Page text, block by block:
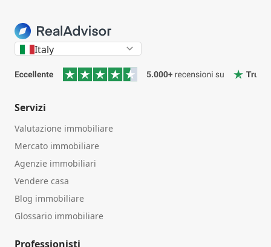
Italy
Servizi
Valutazione immobiliare
Mercato immobiliare
Agenzie immobiliari
Vendere casa
Blog immobiliare
Glossario immobiliare
Professionisti